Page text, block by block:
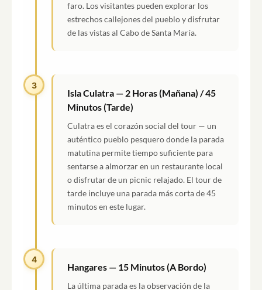
faro. Los visitantes pueden explorar los
estrechos callejones del pueblo y disfrutar
de las vistas al Cabo de Santa María.
3
Isla Culatra — 2 Horas (Mañana) / 45
Minutos (Tarde)
Culatra es el corazón social del tour — un
auténtico pueblo pesquero donde la parada
matutina permite tiempo suficiente para
sentarse a almorzar en un restaurante local
o disfrutar de un picnic relajado. El tour de
tarde incluye una parada más corta de 45
minutos en este lugar.
4
Hangares — 15 Minutos (A Bordo)
La última parada es la observación de la